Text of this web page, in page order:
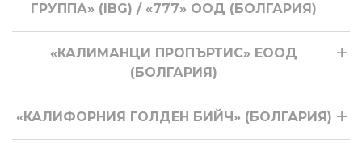
ГРУППА» (IBG) / «777» ООД (БОЛГАРИЯ)
«КАЛИМАНЦИ ПРОПЪРТИС» ЕООД
(БОЛГАРИЯ)
«КАЛИФОРНИЯ ГОЛДЕН БИЙЧ» (БОЛГАРИЯ)